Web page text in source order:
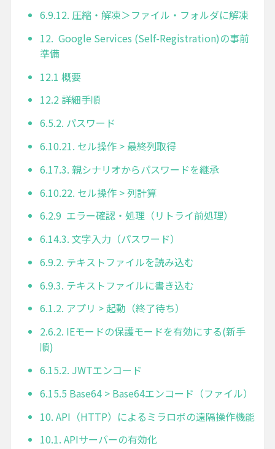
6.9.12. 圧縮・解凍＞ファイル・フォルダに解凍
12. Google Services (Self-Registration)の事前
準備
12.1 概要
12.2 詳細手順
6.5.2. パスワード
6.10.21. セル操作 > 最終列取得
6.17.3. 親シナリオからパスワードを継承
6.10.22. セル操作 > 列計算
6.2.9 エラー確認・処理（リトライ前処理）
6.14.3. 文字入力（パスワード）
6.9.2. テキストファイルを読み込む
6.9.3. テキストファイルに書き込む
6.1.2. アプリ > 起動（終了待ち）
2.6.2. IEモードの保護モードを有効にする(新手
順)
6.15.2. JWTエンコード
6.15.5 Base64 > Base64エンコード（ファイル）
10. API（HTTP）によるミラロボの遠隔操作機能
10.1. APIサーバーの有効化